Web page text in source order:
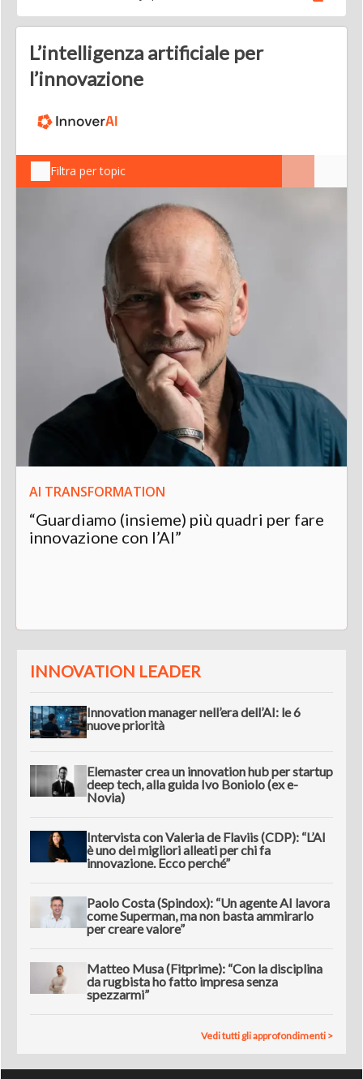
L’intelligenza artificiale per
l’innovazione
Filtra per topic
AI TRANSFORMATION
“Guardiamo (insieme) più quadri per fare
innovazione con l’AI”
INNOVATION LEADER
Innovation manager nell’era dell’AI: le 6
nuove priorità
Elemaster crea un innovation hub per startup
deep tech, alla guida Ivo Boniolo (ex e-
Novia)
Intervista con Valeria de Flaviis (CDP): “L’AI
è uno dei migliori alleati per chi fa
innovazione. Ecco perché”
Paolo Costa (Spindox): “Un agente AI lavora
come Superman, ma non basta ammirarlo
per creare valore”
Matteo Musa (Fitprime): “Con la disciplina
da rugbista ho fatto impresa senza
spezzarmi”
Vedi tutti gli approfondimenti >